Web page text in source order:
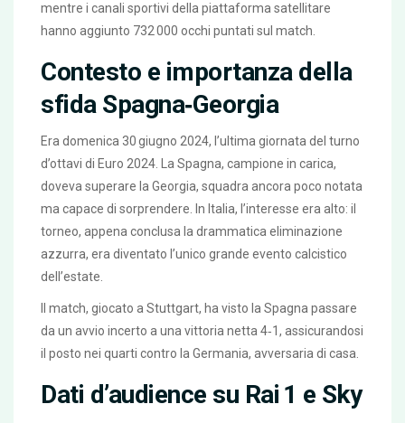
mentre i canali sportivi della piattaforma satellitare
hanno aggiunto 732 000 occhi puntati sul match.
Contesto e importanza della
sfida Spagna‑Georgia
Era domenica 30 giugno 2024, l’ultima giornata del turno
d’ottavi di Euro 2024 . La Spagna, campione in carica,
doveva superare la Georgia, squadra ancora poco notata
ma capace di sorprendere. In Italia, l’interesse era alto: il
torneo, appena conclusa la drammatica eliminazione
azzurra, era diventato l’unico grande evento calcistico
dell’estate.
Il match, giocato a Stuttgart, ha visto la Spagna passare
da un avvio incerto a una vittoria netta 4‑1, assicurandosi
il posto nei quarti contro la Germania, avversaria di casa.
Dati d’audience su Rai 1 e Sky